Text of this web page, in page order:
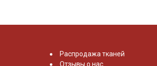
Распродажа тканей
Отзывы о нас